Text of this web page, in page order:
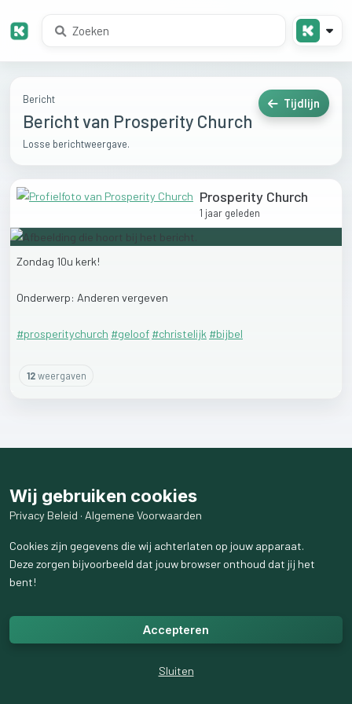
Bericht
Bericht van Prosperity Church
Losse berichtweergave.
Tijdlijn
Prosperity Church
1 jaar geleden
Zondag 10u kerk!
Onderwerp: Anderen vergeven
#prosperitychurch #geloof #christelijk #bijbel
12weergaven
Wij gebruiken cookies
Privacy Beleid · Algemene Voorwaarden
Cookies zijn gegevens die wij achterlaten op jouw apparaat.
Deze zorgen bijvoorbeeld dat jouw browser onthoud dat jij het
bent!
Accepteren
Sluiten